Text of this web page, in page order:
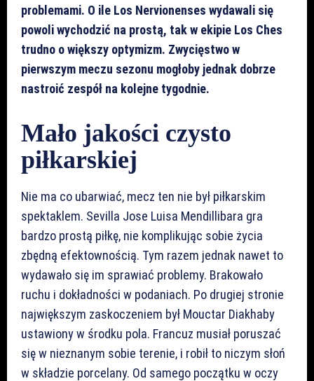
problemami. O ile Los Nervionenses wydawali się
powoli wychodzić na prostą, tak w ekipie Los Ches
trudno o większy optymizm. Zwycięstwo w
pierwszym meczu sezonu mogłoby jednak dobrze
nastroić zespół na kolejne tygodnie.
Mało jakości czysto
piłkarskiej
Nie ma co ubarwiać, mecz ten nie był piłkarskim
spektaklem. Sevilla Jose Luisa Mendillibara gra
bardzo prostą piłkę, nie komplikując sobie życia
zbędną efektownością. Tym razem jednak nawet to
wydawało się im sprawiać problemy. Brakowało
ruchu i dokładności w podaniach. Po drugiej stronie
największym zaskoczeniem był Mouctar Diakhaby
ustawiony w środku pola. Francuz musiał poruszać
się w nieznanym sobie terenie, i robił to niczym słoń
w składzie porcelany. Od samego początku w oczy